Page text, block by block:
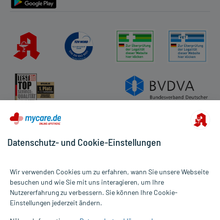
Alle Preise gelten inkl. MwSt., ggf. zzgl. Versandkosten
Informationen auf dieser Website werden ausschließlich für
Datenschutz- und Cookie-Einstellungen
Wir verwenden Cookies um zu erfahren, wann Sie unsere Webseite
besuchen und wie Sie mit uns interagieren, um Ihre
Nutzererfahrung zu verbessern. Sie können Ihre Cookie-
Einstellungen jederzeit ändern.